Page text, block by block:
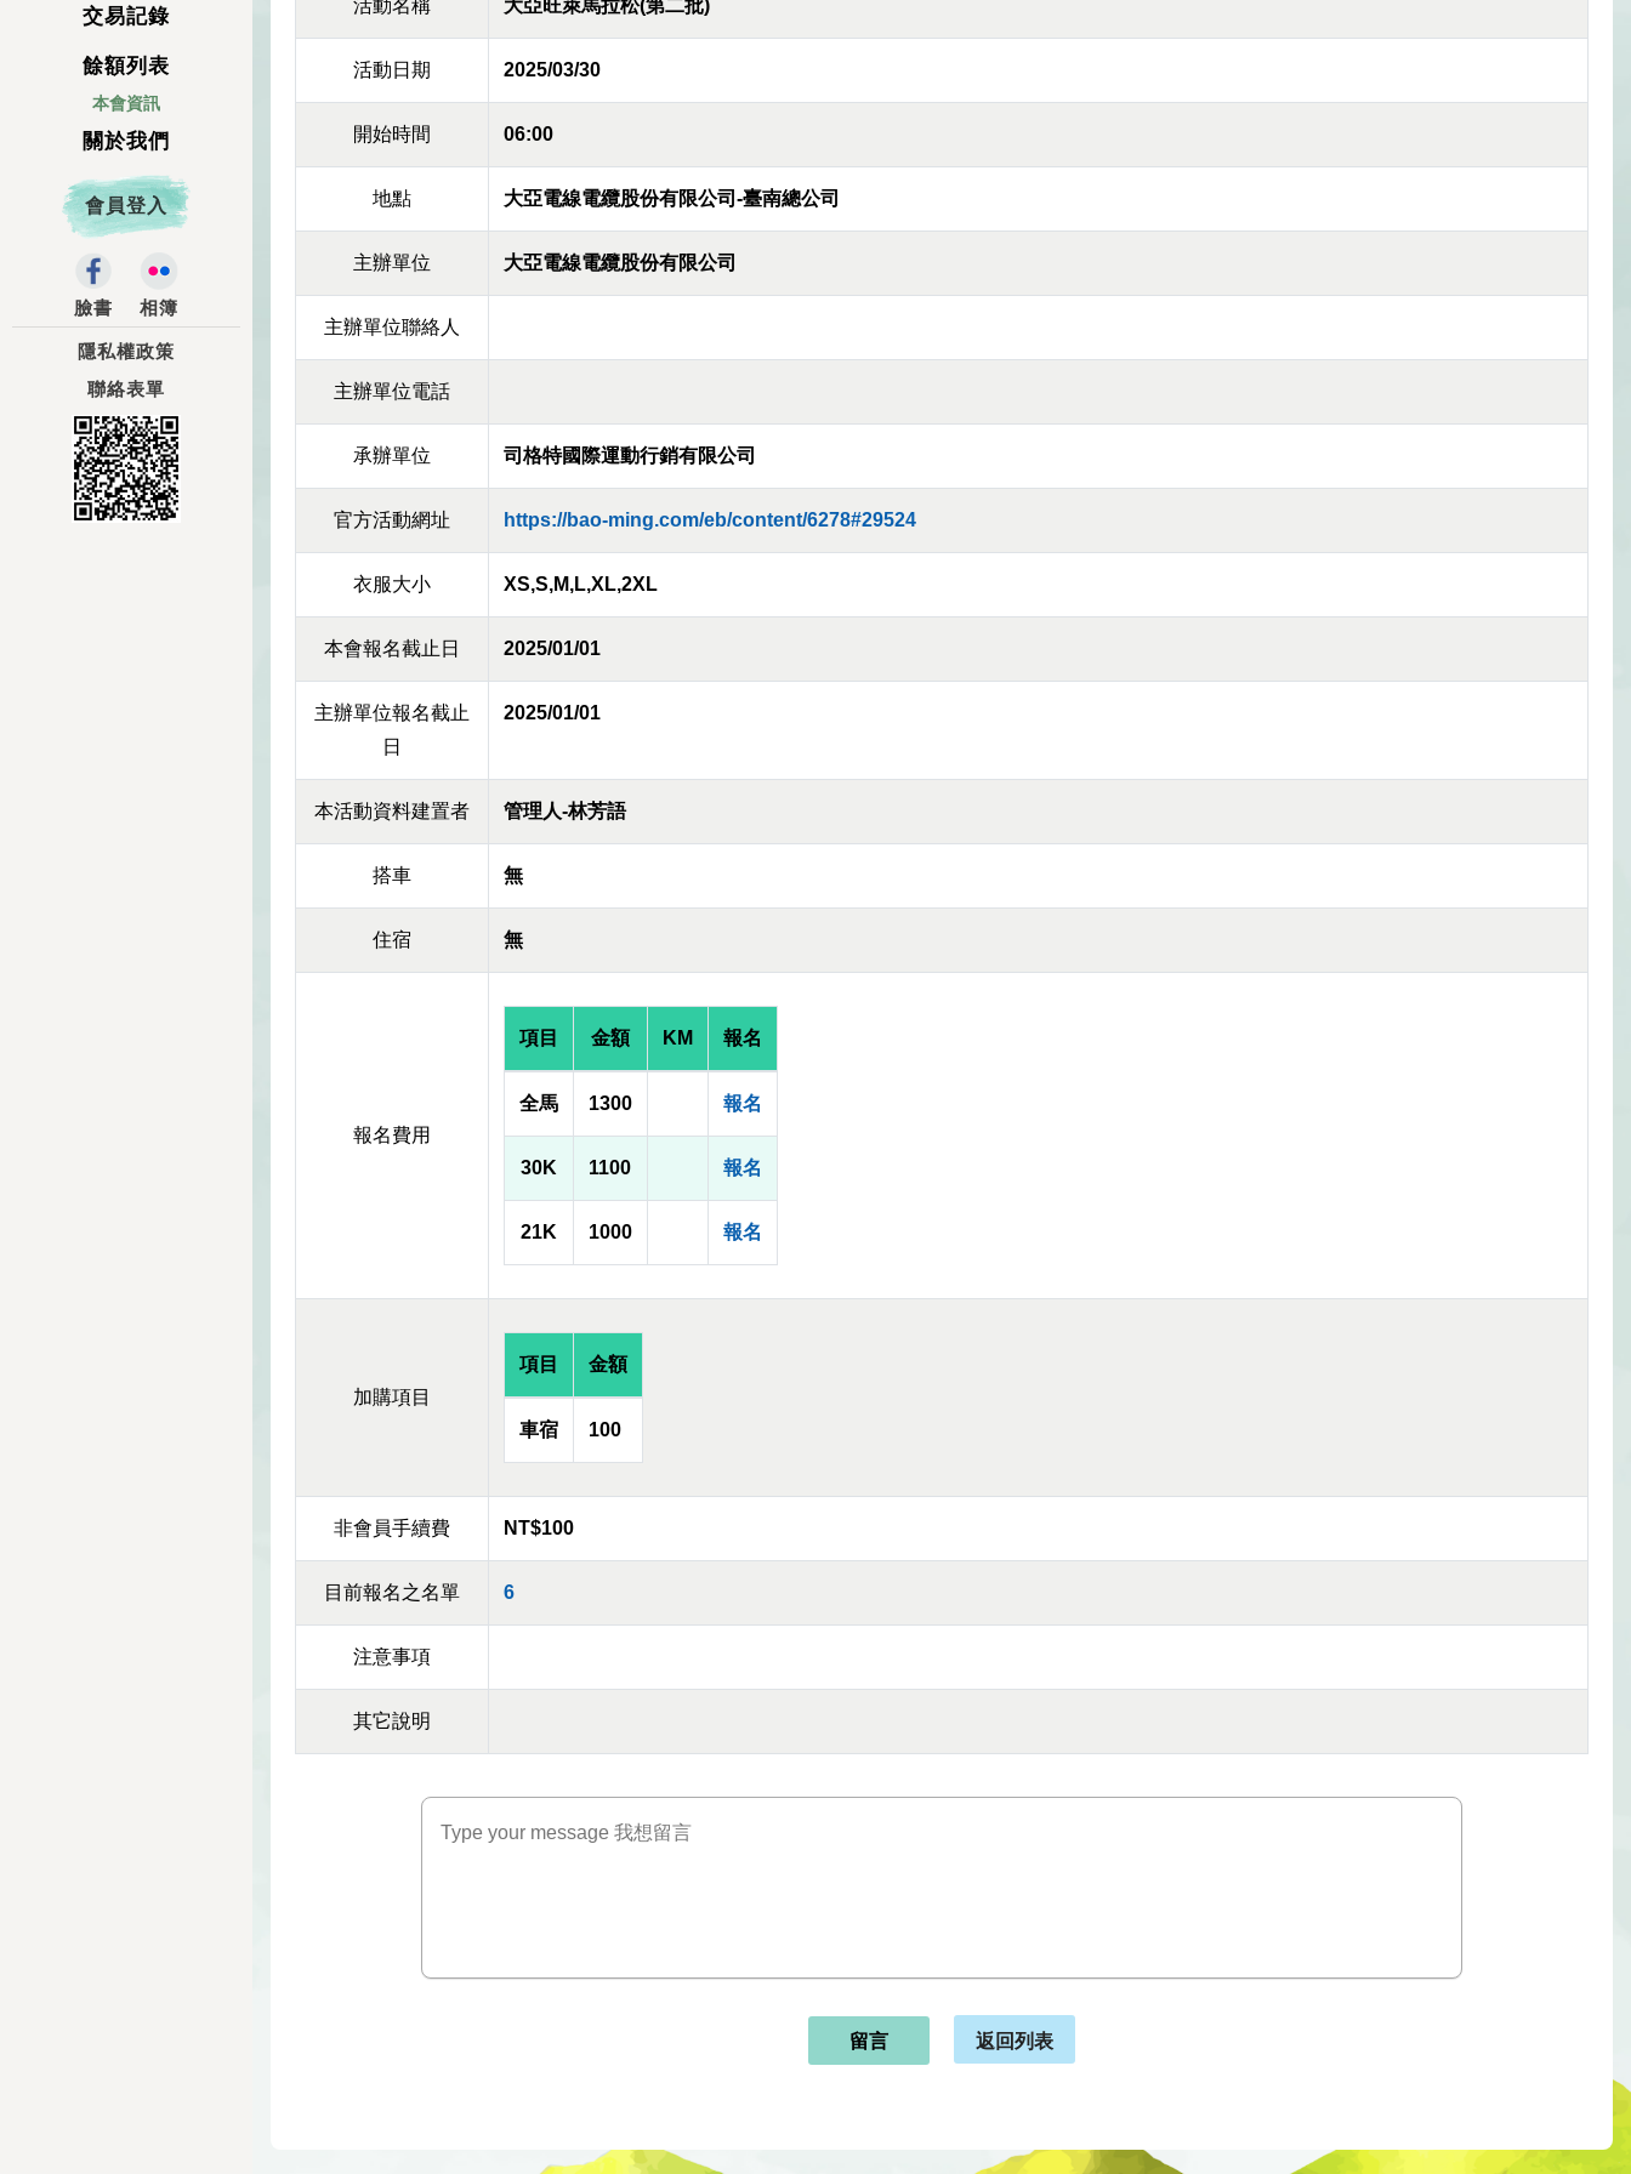
交易記錄
餘額列表
本會資訊
關於我們
會員登入
臉書 相簿
隱私權政策
聯絡表單
活動名稱 大亞旺萊馬拉松(第二批)
活動日期 2025/03/30
開始時間 06:00
地點 大亞電線電纜股份有限公司-臺南總公司
主辦單位 大亞電線電纜股份有限公司
主辦單位聯絡人
主辦單位電話
承辦單位 司格特國際運動行銷有限公司
官方活動網址 https://bao-ming.com/eb/content/6278#29524
衣服大小 XS,S,M,L,XL,2XL
本會報名截止日 2025/01/01
主辦單位報名截止
日
2025/01/01
本活動資料建置者 管理人-林芳語
搭車 無
住宿 無
報名費用
項目 金額 KM 報名
全馬 1300 報名
30K 1100 報名
21K 1000 報名
加購項目
項目 金額
車宿 100
非會員手續費 NT$100
目前報名之名單 6
注意事項
其它說明
留言 返回列表